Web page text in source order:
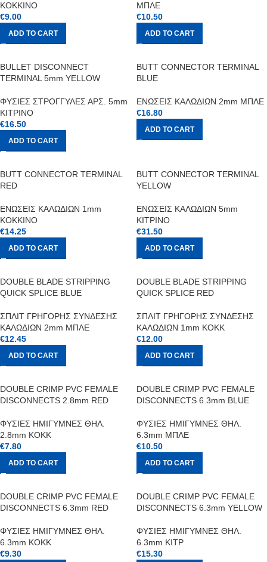
ΚΟΚΚΙΝΟ
€9.00
ADD TO CART
ΜΠΛΕ
€10.50
ADD TO CART
BULLET DISCONNECT
TERMINAL 5mm YELLOW
ΦΥΣΙΕΣ ΣΤΡΟΓΓΥΛΕΣ ΑΡΣ. 5mm
ΚΙΤΡΙΝΟ
€16.50
ADD TO CART
BUTT CONNECTOR TERMINAL
BLUE
ΕΝΩΣΕΙΣ ΚΑΛΩΔΙΩΝ 2mm ΜΠΛΕ
€16.80
ADD TO CART
BUTT CONNECTOR TERMINAL
RED
ΕΝΩΣΕΙΣ ΚΑΛΩΔΙΩΝ 1mm
ΚΟΚΚΙΝΟ
€14.25
ADD TO CART
BUTT CONNECTOR TERMINAL
YELLOW
ΕΝΩΣΕΙΣ ΚΑΛΩΔΙΩΝ 5mm
ΚΙΤΡΙΝΟ
€31.50
ADD TO CART
DOUBLE BLADE STRIPPING
QUICK SPLICE BLUE
ΣΠΛΙΤ ΓΡΗΓΟΡΗΣ ΣΥΝΔΕΣΗΣ
ΚΑΛΩΔΙΩΝ 2mm ΜΠΛΕ
€12.45
ADD TO CART
DOUBLE BLADE STRIPPING
QUICK SPLICE RED
ΣΠΛΙΤ ΓΡΗΓΟΡΗΣ ΣΥΝΔΕΣΗΣ
ΚΑΛΩΔΙΩΝ 1mm ΚΟΚΚ
€12.00
ADD TO CART
DOUBLE CRIMP PVC FEMALE
DISCONNECTS 2.8mm RED
ΦΥΣΙΕΣ ΗΜΙΓΥΜΝΕΣ ΘΗΛ.
2.8mm ΚΟΚΚ
€7.80
ADD TO CART
DOUBLE CRIMP PVC FEMALE
DISCONNECTS 6.3mm BLUE
ΦΥΣΙΕΣ ΗΜΙΓΥΜΝΕΣ ΘΗΛ.
6.3mm ΜΠΛΕ
€10.50
ADD TO CART
DOUBLE CRIMP PVC FEMALE
DISCONNECTS 6.3mm RED
ΦΥΣΙΕΣ ΗΜΙΓΥΜΝΕΣ ΘΗΛ.
6.3mm ΚΟΚΚ
€9.30
DOUBLE CRIMP PVC FEMALE
DISCONNECTS 6.3mm YELLOW
ΦΥΣΙΕΣ ΗΜΙΓΥΜΝΕΣ ΘΗΛ.
6.3mm ΚΙΤΡ
€15.30